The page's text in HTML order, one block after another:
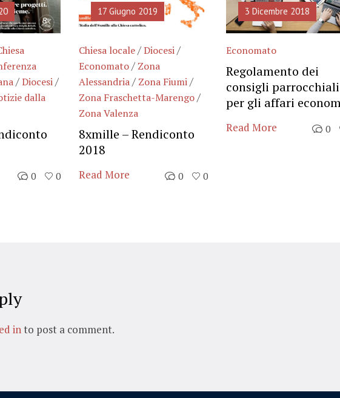
/Diocesi/
dalla
0 0
17 Giugno 2019
Chiesa locale/Diocesi/
Economato/ Zona
Alessandria/ Zona Fiumi/
Zona Fraschetta-Marengo/
Zona Valenza
8xmille – Rendiconto
2018
0 0
Read More
3 Dicembre 2018
Economato
Regolamento dei
consigli parrocchiali
per gli affari
0
Read More
into post a comment.